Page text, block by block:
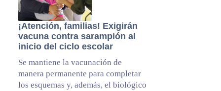
¡Atención, familias! Exigirán
vacuna contra sarampión al
inicio del ciclo escolar
Se mantiene la vacunación de
manera permanente para completar
los esquemas y, además, el biológico